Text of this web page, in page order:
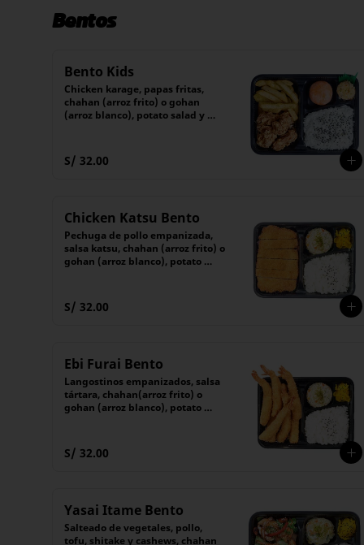
Bentos
Bento Kids
Chicken karage, papas fritas,
chahan (arroz frito) o gohan
(arroz blanco), potato salad y
S/ 32.00
Chicken Katsu Bento
Pechuga de pollo empanizada,
salsa katsu, chahan (arroz frito) o
gohan (arroz blanco), potato
S/ 32.00
Ebi Furai Bento
Langostinos empanizados, salsa
tártara, chahan(arroz frito) o
gohan (arroz blanco), potato
S/ 32.00
Yasai Itame Bento
Salteado de vegetales, pollo,
tofu, shitake y cashews, chahan